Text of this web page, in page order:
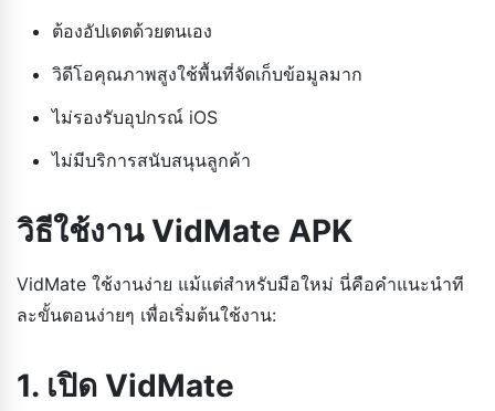
ต้องอัปเดตด้วยตนเอง
วิดีโอคุณภาพสูงใช้พื้นที่จัดเก็บข้อมูลมาก
ไม่รองรับอุปกรณ์ iOS
ไม่มีบริการสนับสนุนลูกค้า
วิธีใช้งาน VidMate APK
VidMate ใช้งานง่าย แม้แต่สำหรับมือใหม่ นี่คือคำแนะนำที
ละขั้นตอนง่ายๆ เพื่อเริ่มต้นใช้งาน:
1. เปิด VidMate